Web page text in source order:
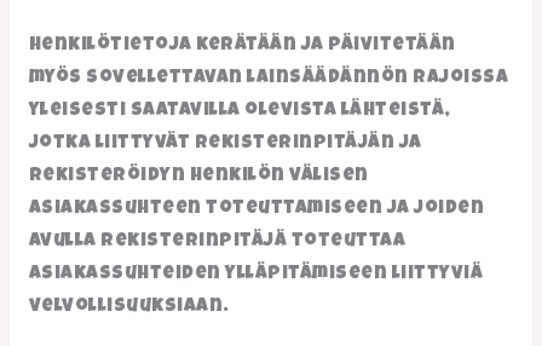
Henkilötietoja kerätään ja päivitetään
myös sovellettavan lainsäädännön rajoissa
yleisesti saatavilla olevista lähteistä,
jotka liittyvät rekisterinpitäjän ja
rekisteröidyn henkilön välisen
asiakassuhteen toteuttamiseen ja joiden
avulla rekisterinpitäjä toteuttaa
asiakassuhteiden ylläpitämiseen liittyviä
velvollisuuksiaan.